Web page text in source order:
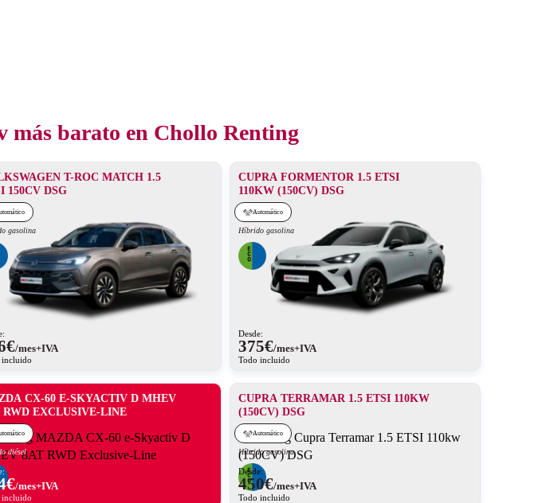
más barato en Chollo Renting
T-ROC MATCH 1.5
150CV DSG
gasolina
€/mes+IVA
incluido
CUPRA FORMENTOR 1.5 ETSI
110KW (150CV) DSG
Automático
Híbrido gasolina
Desde:
375€/mes+IVA
Todo incluido
CX-60 E-SKYACTIV D MHEV
RWD EXCLUSIVE-LINE
diésel
€/mes+IVA
incluido
CUPRA TERRAMAR 1.5 ETSI 110KW
(150CV) DSG
Automático
Híbrido gasolina
Desde:
450€/mes+IVA
Todo incluido